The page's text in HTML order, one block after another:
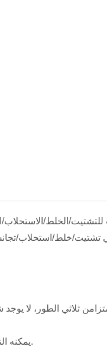
الخلط/
· يمكنه التعامل مع المواد ذات اللزوجة العالية ويمكنه العمل بشكل متواصل لفترة طويلة.